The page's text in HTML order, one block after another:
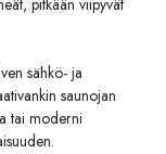
pitkään viipyvät
sähkö- ja
saunojan
tai moderni